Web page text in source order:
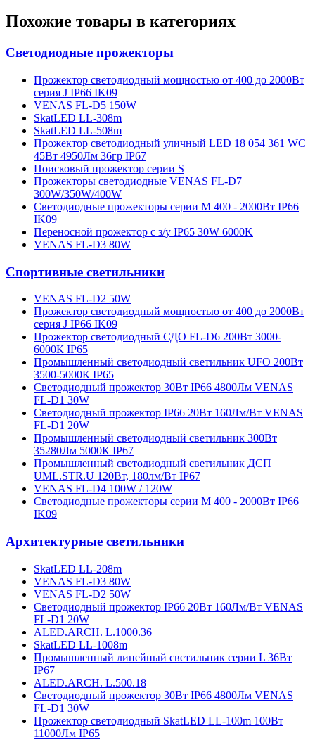
Похожие товары в категориях
Светодиодные прожекторы
Прожектор светодиодный мощностью от 400 до 2000Вт
серия J IP66 IK09
VENAS FL-D5 150W
SkatLED LL-308m
SkatLED LL-508m
Прожектор светодиодный уличный LED 18 054 361 WC
45Вт 4950Лм 36гр IP67
Поисковый прожектор серии S
Прожекторы светодиодные VENAS FL-D7
300W/350W/400W
Светодиодные прожекторы серии М 400 - 2000Вт IP66
IK09
Переносной прожектор с з/у IP65 30W 6000K
VENAS FL-D3 80W
Спортивные светильники
VENAS FL-D2 50W
Прожектор светодиодный мощностью от 400 до 2000Вт
серия J IP66 IK09
Прожектор светодиодный СДО FL-D6 200Вт 3000-
6000К IP65
Промышленный светодиодный светильник UFO 200Вт
3500-5000К IP65
Cветодиодный прожектор 30Вт IP66 4800Лм VENAS
FL-D1 30W
Cветодиодный прожектор IP66 20Вт 160Лм/Вт VENAS
FL-D1 20W
Промышленный светодиодный светильник 300Вт
35280Лм 5000К IP67
Промышленный светодиодный светильник ДСП
UML.STR.U 120Вт, 180лм/Вт IP67
VENAS FL-D4 100W / 120W
Светодиодные прожекторы серии М 400 - 2000Вт IP66
IK09
Архитектурные светильники
SkatLED LL-208m
VENAS FL-D3 80W
VENAS FL-D2 50W
Cветодиодный прожектор IP66 20Вт 160Лм/Вт VENAS
FL-D1 20W
ALED.ARCH. L.1000.36
SkatLED LL-1008m
Промышленный линейный светильник серии L 36Вт
IP67
ALED.ARCH. L.500.18
Cветодиодный прожектор 30Вт IP66 4800Лм VENAS
FL-D1 30W
Прожектор светодиодный SkatLED LL-100m 100Вт
11000Лм IP65